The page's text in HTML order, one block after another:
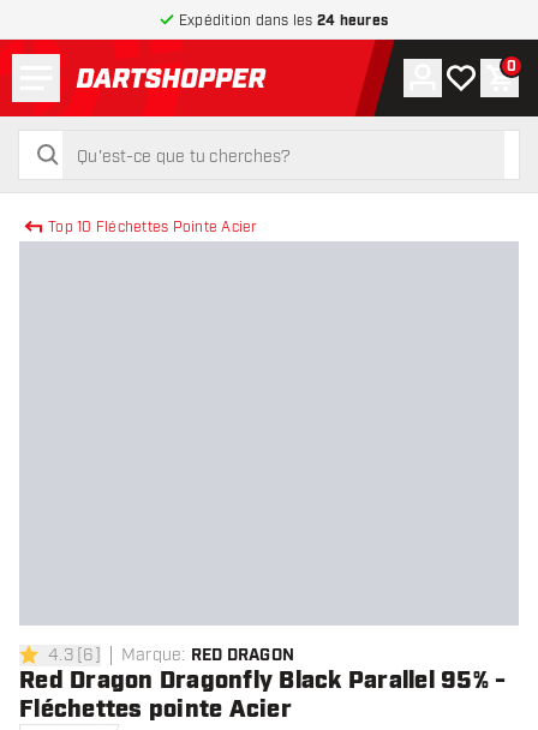
Expédition dans les 24 heures
retour à la page d’accueil
rechercher
rechercher
Compte
Ma liste0
Top 10 Fléchettes Pointe Acier
4.3 étoiles de notation
4.3[6] Marque: RED DRAGON
Red Dragon Dragonfly Black Parallel 95% -
Fléchettes pointe Acier